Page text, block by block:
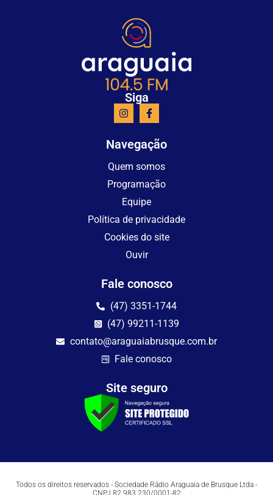
Siga
Navegação
Quem somos
Programação
Equipe
Política de privacidade
Cookies do site
Ouvir
Fale conosco
(47) 3351-1744
(47) 99211-1139
contato@araguaiabrusque.com.br
Fale conosco
Site seguro
Todos os direitos reservados - Sociedade Rádio Araguaia de Brusque Ltda -